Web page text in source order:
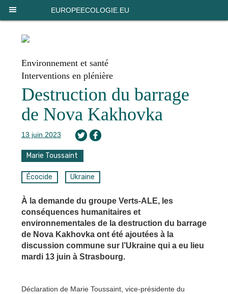
EUROPEECOLOGIE.EU
Environnement et santé
Interventions en plénière
Destruction du barrage
de Nova Kakhovka
13 juin 2023
Marie Toussaint
Écocide Ukraine
À la demande du groupe Verts-ALE, les
conséquences humanitaires et
environnementales de la destruction du barrage
de Nova Kakhovka ont été ajoutées à la
discussion commune sur l’Ukraine qui a eu lieu
mardi 13 juin à Strasbourg.
Déclaration de Marie Toussaint, vice-présidente du